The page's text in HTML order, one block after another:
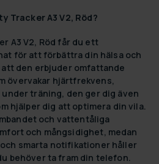
Tracker A3 V2, Röd?
A3 V2, Röd får du ett
för att förbättra din hälsa och
den erbjuder omfattande
övervakar hjärtfrekvens,
träning, den ger dig även
hjälper dig att optimera din vila.
och vattentåliga
och mångsidighet, medan
smarta notifikationer håller
behöver ta fram din telefon.